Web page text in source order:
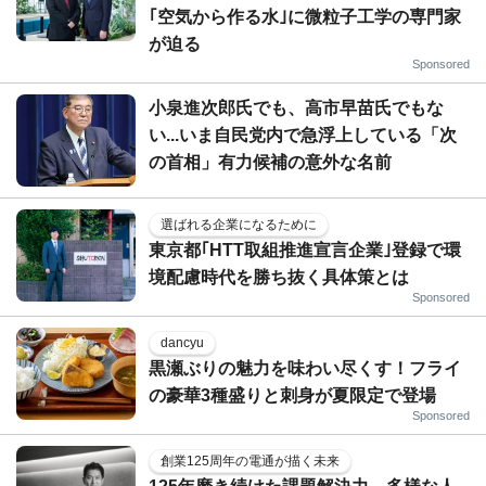
｢空気から作る水｣に微粒子工学の専門家
が迫る
Sponsored
小泉進次郎氏でも、高市早苗氏でもな
い...いま自民党内で急浮上している「次
の首相」有力候補の意外な名前
選ばれる企業になるために
東京都｢HTT取組推進宣言企業｣登録で環
境配慮時代を勝ち抜く具体策とは
Sponsored
dancyu
黒瀬ぶりの魅力を味わい尽くす！フライ
の豪華3種盛りと刺身が夏限定で登場
Sponsored
創業125周年の電通が描く未来